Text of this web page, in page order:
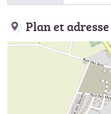
Plan et adresse